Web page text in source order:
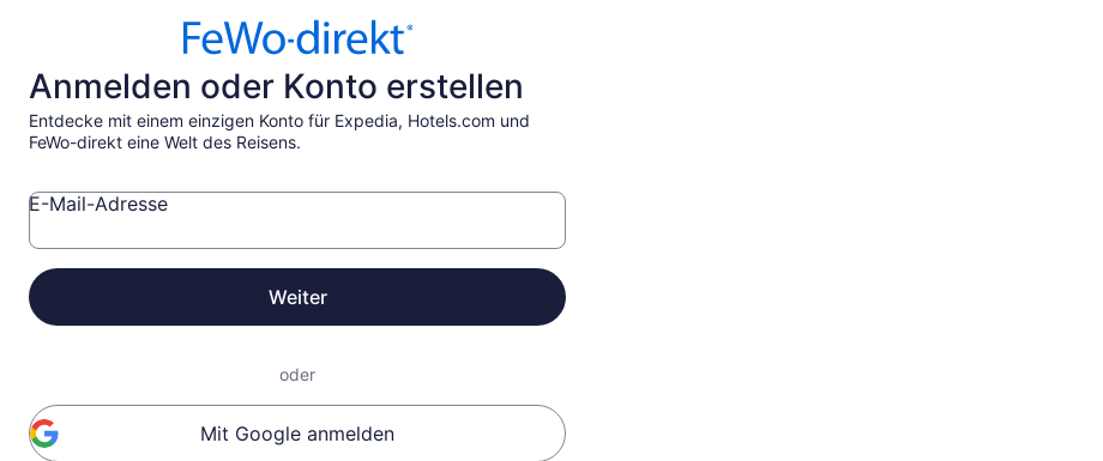
Anmelden oder Konto erstellen
Entdecke mit einem einzigen Konto für Expedia, Hotels.com und
FeWo-direkt eine Welt des Reisens.
E-Mail-Adresse
Weiter
oder
Mit Google anmelden